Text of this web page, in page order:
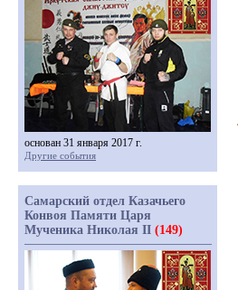
основан 31 января 2017 г.
Другие события
Самарский отдел Казачьего
Конвоя Памяти Царя
Мученика Николая II (149)